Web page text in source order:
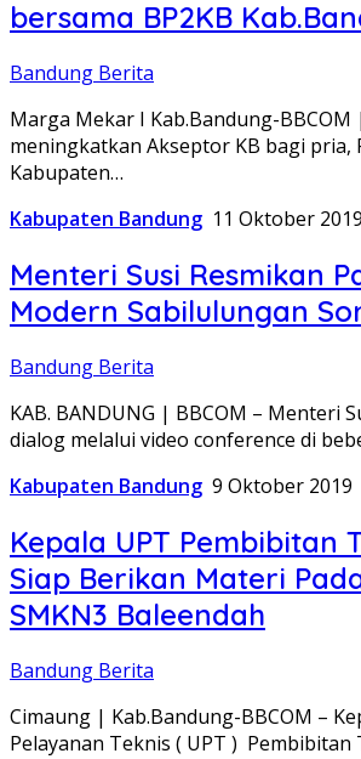
bersama BP2KB
Bandung Berita
Marga Mekar I Kab.Bandung-
meningkatkan Akseptor KB bagi pria,
Kabupaten…
Kabupaten Bandung 11 Oktober 2019
Menteri Susi Resmikan
Modern Sabilulungan
Bandung Berita
KAB. BANDUNG | BBCOM – Menteri
dialog melalui video conference di
Kabupaten Bandung 9 Oktober 2019
Kepala UPT Pembibitan
Siap Berikan Materi
SMKN3 Baleendah
Bandung Berita
Cimaung | Kab.Bandung-BBCOM –
Pelayanan Teknis ( UPT ) Pembibitan